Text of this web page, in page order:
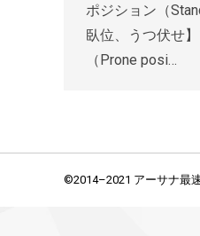
ポジション（
臥位、うつ伏せ
（Prone posi…
©2014–2021 アーサナ最